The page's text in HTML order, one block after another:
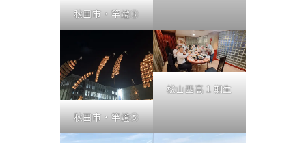
秋田市・竿燈③
秋田市・竿燈⑤
松山西高１期生